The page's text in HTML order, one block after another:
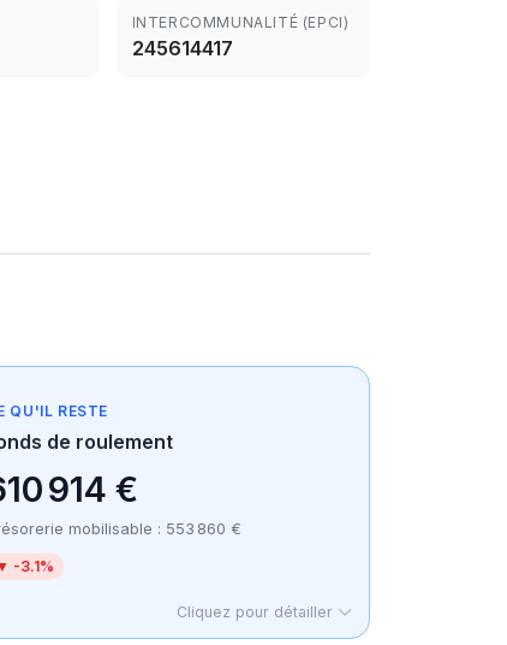
INTERCOMMUNALITÉ (EPCI)
245614417
QU'IL RESTE
de roulement
914 €
mobilisable : 553 860 €
-3.1%
Cliquez pour détailler